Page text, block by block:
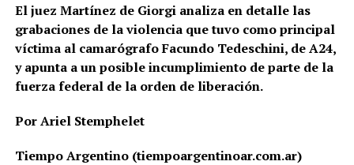
El juez Martínez de Giorgi analiza en detalle las
grabaciones de la violencia que tuvo como principal
víctima al camarógrafo Facundo Tedeschini, de A24,
y apunta a un posible incumplimiento de parte de la
fuerza federal de la orden de liberación.
Por Ariel Stemphelet
Tiempo Argentino (tiempoargentinoar.com.ar)